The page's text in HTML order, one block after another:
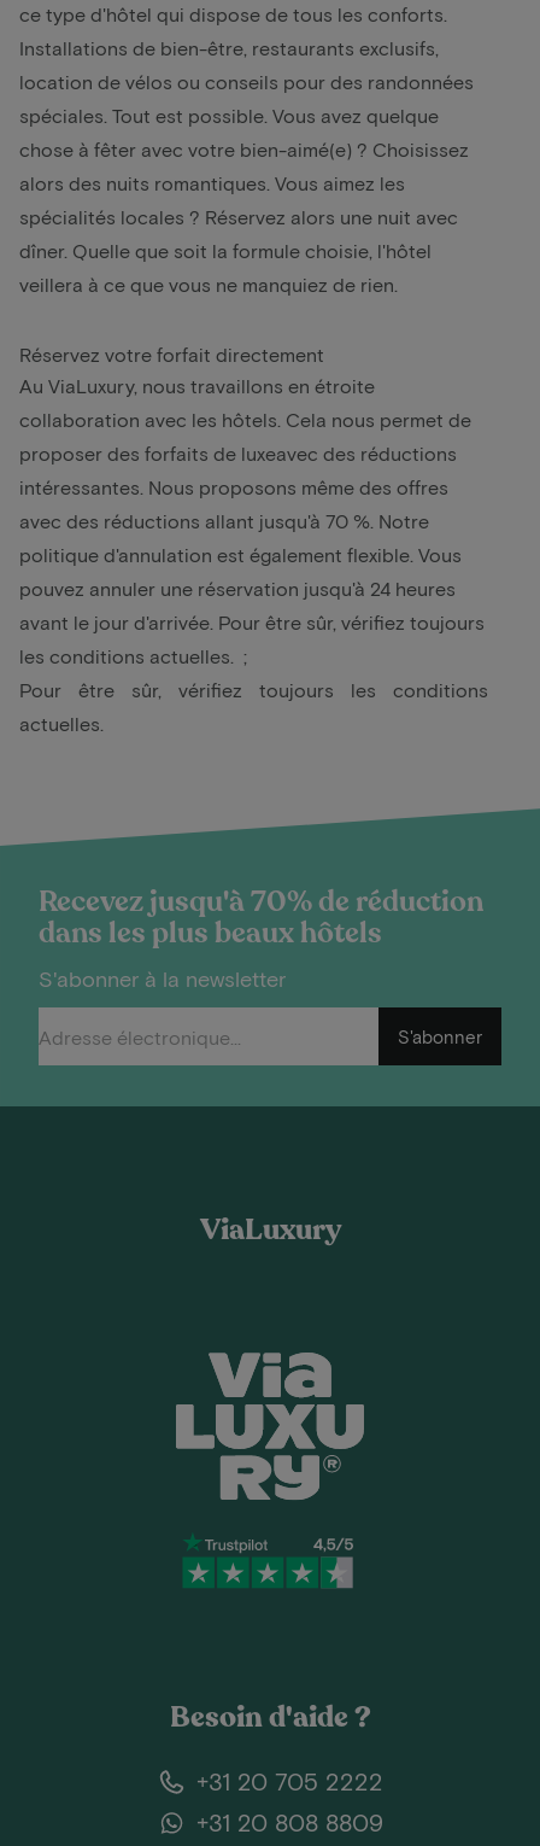
ce type d'hôtel qui dispose de tous les conforts.
Installations de bien-être, restaurants exclusifs,
location de vélos ou conseils pour des randonnées
spéciales. Tout est possible. Vous avez quelque
chose à fêter avec votre bien-aimé(e) ? Choisissez
alors des nuits romantiques . Vous aimez les
spécialités locales ? Réservez alors une nuit avec
dîner. Quelle que soit la formule choisie, l'hôtel
veillera à ce que vous ne manquiez de rien.
Réservez votre forfait directement
Au ViaLuxury, nous travaillons en étroite
collaboration avec les hôtels. Cela nous permet de
proposer des forfaits de luxeavec des réductions
intéressantes. Nous proposons même des offres
avec des réductions allant jusqu'à 70 %. Notre
politique d'annulation est également flexible. Vous
pouvez annuler une réservation jusqu'à 24 heures
avant le jour d'arrivée. Pour être sûr, vérifiez toujours
les conditions actuelles. ;
Pour être sûr, vérifiez toujours les conditions
actuelles.
Recevez jusqu'à 70% de réduction
dans les plus beaux hôtels
S'abonner à la newsletter
S'abonner
ViaLuxury
Besoin d'aide ?
+31 20 705 2222
+31 20 808 8809